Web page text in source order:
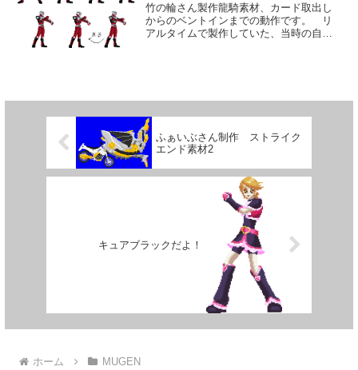
竹の輪さん製作龍騎素材、カード取出し
からのベントインまでの動作です。 リ
アルタイムで製作していた、当時の自分
ふぁいぶさん制作 ストライク
エンド素材2
キュアブラックだよ！
ホーム MUGEN